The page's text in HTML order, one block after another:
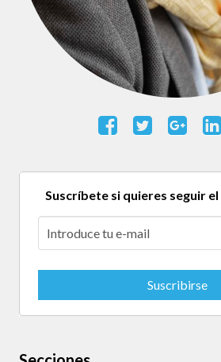
Suscríbete si quieres seguir